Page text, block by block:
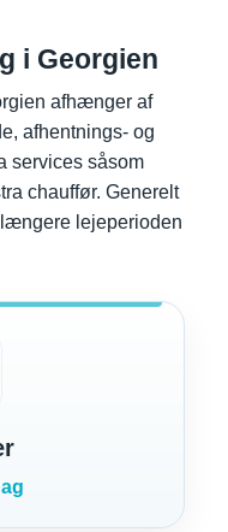
i Georgien
afhænger af
afhentnings- og
services såsom
chauffør. Generelt
lejeperioden